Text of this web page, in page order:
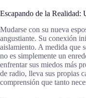
Escapando de la Realidad:
Mudarse con su nueva
angustiante. Su conexión
aislamiento. A medida que
no es simplemente un
enfrentar sus miedos más
de radio, lleva sus propias
comprensión que tanto